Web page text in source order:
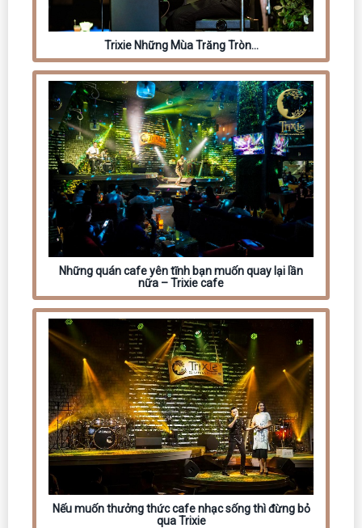
Trixie Những Mùa Trăng Tròn…
Những quán cafe yên tĩnh bạn muốn quay lại lần
nữa – Trixie cafe
Nếu muốn thưởng thức cafe nhạc sống thì đừng bỏ
qua Trixie